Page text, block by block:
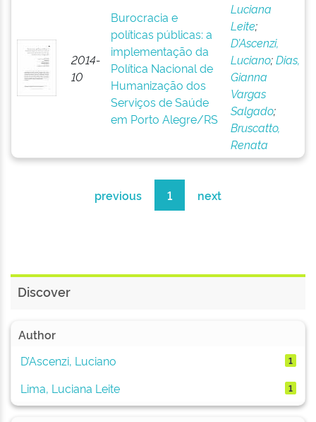
2014-
10
Burocracia e
políticas públicas: a
implementação da
Política Nacional de
Humanização dos
Serviços de Saúde
em Porto Alegre/RS
Luciana
Leite;
D’Ascenzi,
Luciano;Dias,
Gianna
Vargas
Salgado;
Bruscatto,
Renata
previous 1 next
Discover
Author
D’Ascenzi, Luciano
1
Lima, Luciana Leite 1